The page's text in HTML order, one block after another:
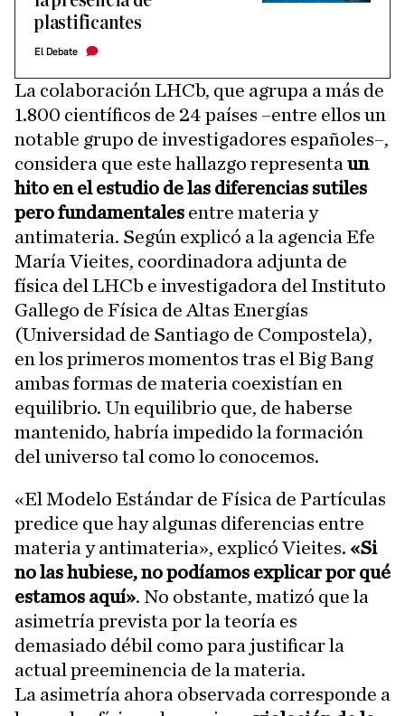
plastificantes
El Debate
La colaboración LHCb, que agrupa a más de
1.800 científicos de 24 países –entre ellos un
notable grupo de investigadores españoles–,
considera que este hallazgo representa un
hito en el estudio de las diferencias sutiles
pero fundamentales entre materia y
antimateria. Según explicó a la agencia Efe
María Vieites, coordinadora adjunta de
física del LHCb e investigadora del Instituto
Gallego de Física de Altas Energías
(Universidad de Santiago de Compostela),
en los primeros momentos tras el Big Bang
ambas formas de materia coexistían en
equilibrio. Un equilibrio que, de haberse
mantenido, habría impedido la formación
del universo tal como lo conocemos.
«El Modelo Estándar de Física de Partículas
predice que hay algunas diferencias entre
materia y antimateria», explicó Vieites. «Si
no las hubiese, no podíamos explicar por qué
estamos aquí». No obstante, matizó que la
asimetría prevista por la teoría es
demasiado débil como para justificar la
actual preeminencia de la materia.
La asimetría ahora observada corresponde a